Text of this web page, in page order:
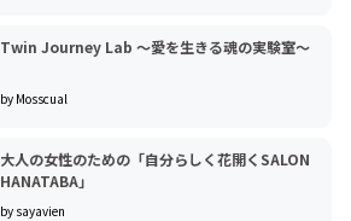
Twin Journey Lab 〜愛を生きる魂の実験室〜
by Mosscual
大人の女性のための「自分らしく花開くSALON
HANATABA」
by sayavien